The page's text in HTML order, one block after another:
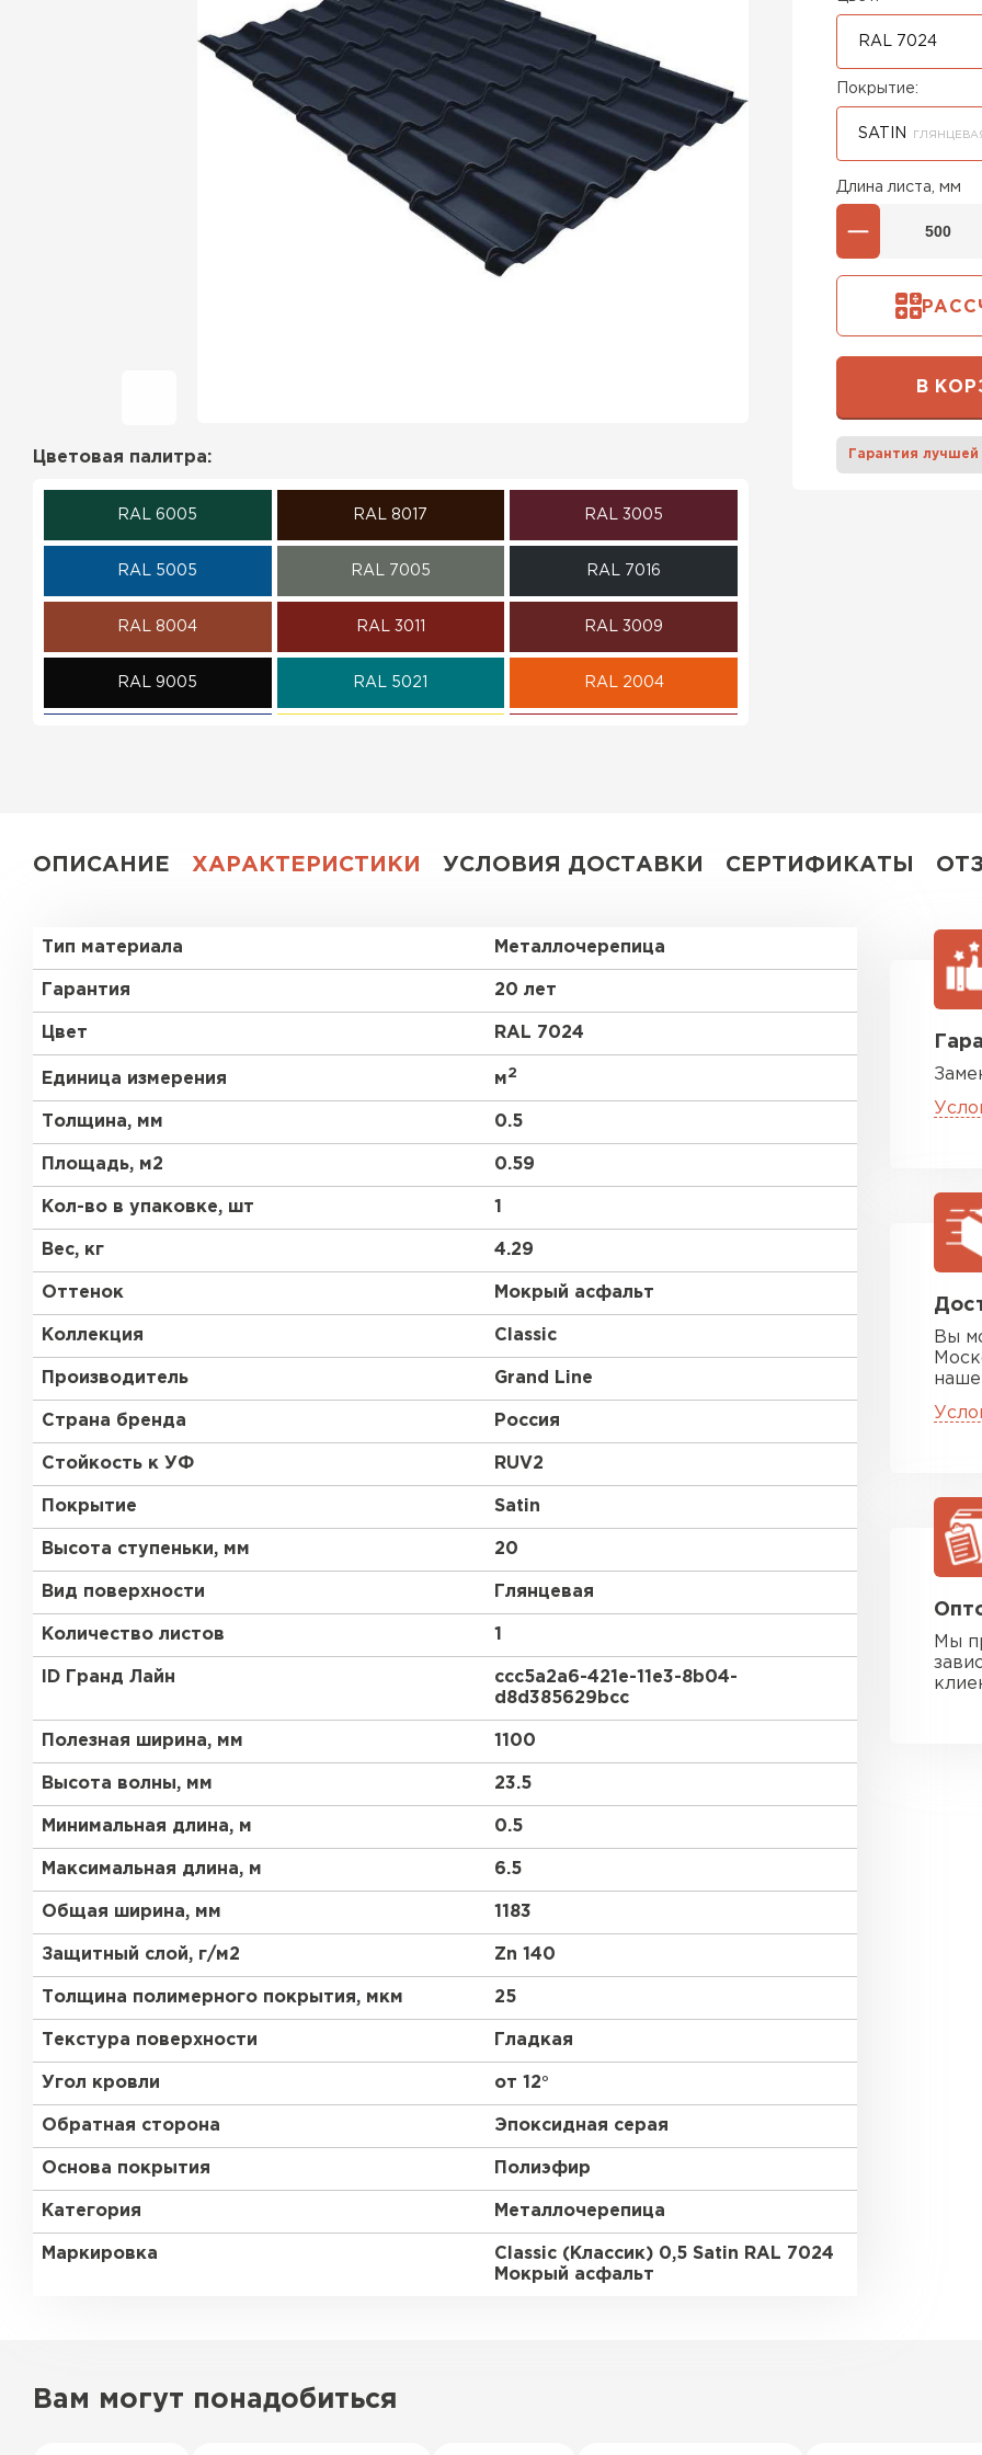
Фальцевая кровля
Ондулин
Гибкая черепица
Водосточная система
Цветовая палитра:
RAL 6005 RAL 8017 RAL 3005
RAL 5005 RAL 7005 RAL 7016
RAL 8004 RAL 3011 RAL 3009
RAL 9005 RAL 5021 RAL 2004
RR 33
RAL 7024
Покрытие:
SATIN
Длина листа, мм
В
Гарантия лучшей
ОПИСАНИЕ ХАРАКТЕРИСТИКИ УСЛОВИЯ ДОСТАВКИ СЕРТИФИКАТЫ
Тип материала Металлочерепица
Гарантия 20 лет
Цвет RAL 7024
Единица измерения м2
Толщина, мм 0.5
Площадь, м2 0.59
Кол-во в упаковке, шт 1
Вес, кг 4.29
Оттенок Мокрый асфальт
Коллекция Classic
Производитель Grand Line
Страна бренда Россия
Стойкость к УФ RUV2
Покрытие Satin
Высота ступеньки, мм 20
Вид поверхности Глянцевая
Количество листов 1
ID Гранд Лайн
ccc5a2a6-421e-11e3-8b04-
d8d385629bcc
Полезная ширина, мм 1100
Высота волны, мм 23.5
Минимальная длина, м 0.5
Максимальная длина, м 6.5
Общая ширина, мм 1183
Защитный слой, г/м2 Zn 140
Толщина полимерного покрытия, мкм 25
Текстура поверхности Гладкая
Угол кровли от 12°
Обратная сторона Эпоксидная серая
Основа покрытия Полиэфир
Категория Металлочерепица
Маркировка
Classic (Классик) 0,5 Satin RAL 7024
Мокрый асфальт
Вы
Мы
Вам могут понадобиться
Профилированный лист
ПЕРЕЙТИ
Цементно-
Керамическая черепица
ПЕРЕЙТИ